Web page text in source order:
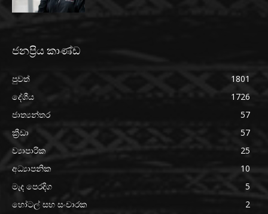
ජනප්‍රිය කාණ්ඩ
පුවත්
1801
දේශීය
1726
ජාත්‍යන්තර
57
ක්‍රීඩා
57
ව්‍යාපාරික
25
අධ්‍යාපනික
10
මැද පෙරදිග
5
හෝටල් සහ සංචාරක
2